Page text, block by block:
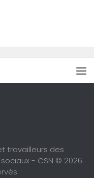
travailleurs des
- CSN © 2026.